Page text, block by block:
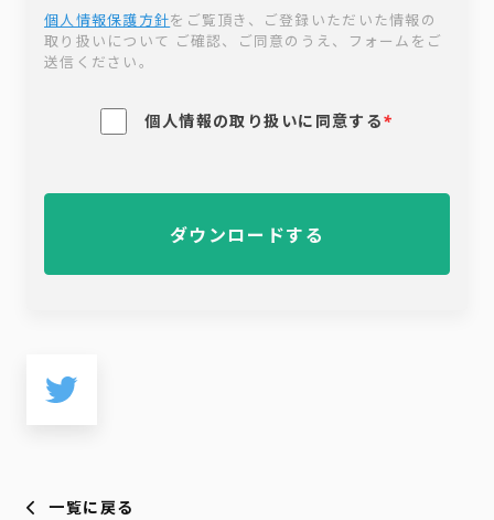
個人情報保護方針をご覧頂き、ご登録いただいた情報の
取り扱いについて ご確認、ご同意のうえ、フォームをご
送信ください。
個人情報の取り扱いに同意する*
ダウンロードする
一覧に戻る